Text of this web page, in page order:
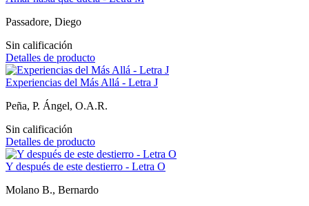
Passadore, Diego
Sin calificación
Detalles de producto
Experiencias del Más Allá - Letra J
Peña, P. Ángel, O.A.R.
Sin calificación
Detalles de producto
Y después de este destierro - Letra O
Molano B., Bernardo